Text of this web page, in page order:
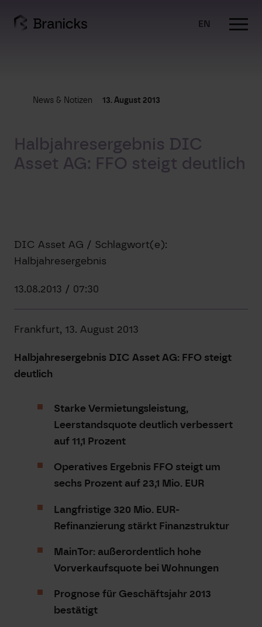
content
EN
News & Notizen 13. August 2013
Halbjahresergebnis DIC
Asset AG: FFO steigt deutlich
DIC Asset AG / Schlagwort(e):
Halbjahresergebnis
13.08.2013 / 07:30
Frankfurt, 13. August 2013
Halbjahresergebnis DIC Asset AG: FFO steigt
deutlich
Starke Vermietungsleistung,
Leerstandsquote deutlich verbessert
auf 11,1 Prozent
Operatives Ergebnis FFO steigt um
sechs Prozent auf 23,1 Mio. EUR
Langfristige 320 Mio. EUR-
Refinanzierung stärkt Finanzstruktur
MainTor: außerordentlich hohe
Vorverkaufsquote bei Wohnungen
Prognose für Geschäftsjahr 2013
bestätigt